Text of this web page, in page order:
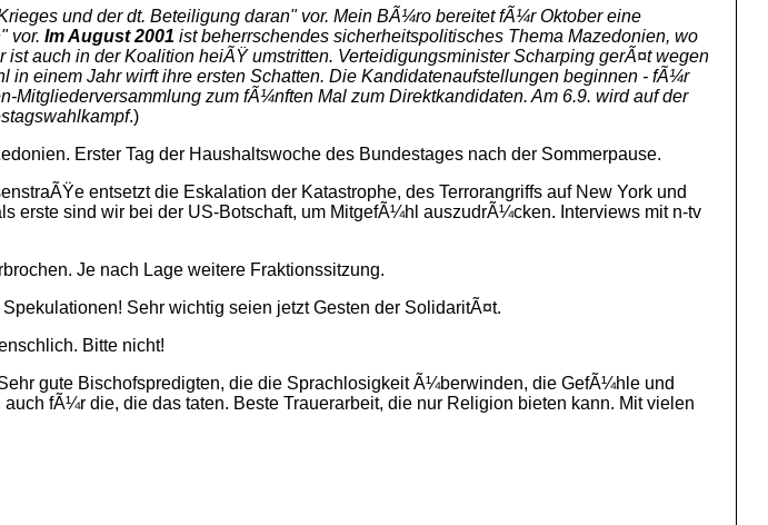
und der dt. Beteiligung daran" vor. Mein BÃ¼ro bereitet fÃ¼r Oktober eine
vor. Im August 2001 ist beherrschendes sicherheitspolitisches Thema Mazedonien, wo
auch in der Koalition heiÃŸ umstritten. Verteidigungsminister Scharping gerÃ¤t wegen
einem Jahr wirft ihre ersten Schatten. Die Kandidatenaufstellungen beginnen - fÃ¼r
zum fÃ¼nften Mal zum Direktkandidaten. Am 6.9. wird auf der
.)
Erster Tag der Haushaltswoche des Bundestages nach der Sommerpause.
entsetzt die Eskalation der Katastrophe, des Terrorangriffs auf New York und
erste sind wir bei der US-Botschaft, um MitgefÃ¼hl auszudrÃ¼cken. Interviews mit n-tv
Je nach Lage weitere Fraktionssitzung.
Sehr wichtig seien jetzt Gesten der SolidaritÃ¤t.
Bitte nicht!
gute Bischofspredigten, die die Sprachlosigkeit Ã¼berwinden, die GefÃ¼hle und
fÃ¼r die, die das taten. Beste Trauerarbeit, die nur Religion bieten kann. Mit vielen